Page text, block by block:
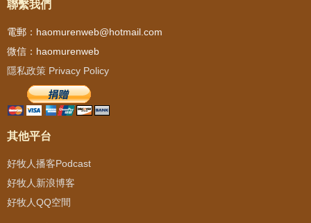
聯繫我們
電郵：haomurenweb@hotmail.com
微信：haomurenweb
隱私政策 Privacy Policy
其他平台
好牧人播客Podcast
好牧人新浪博客
好牧人QQ空間